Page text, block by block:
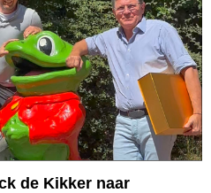
de Kikker naar